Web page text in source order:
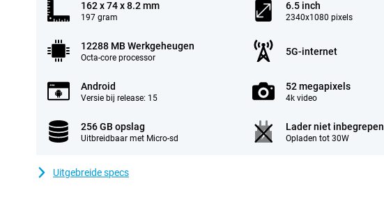
162 x 74 x 8.2 mm
197 gram
6.5 inch
2340x1080 pixels
12288 MB Werkgeheugen
Octa-core processor
5G-internet
Android
Versie bij release: 15
52 megapixels
4k video
256 GB opslag
Uitbreidbaar met Micro-sd
Lader niet inbegrepen
Opladen tot 30W
Uitgebreide specs